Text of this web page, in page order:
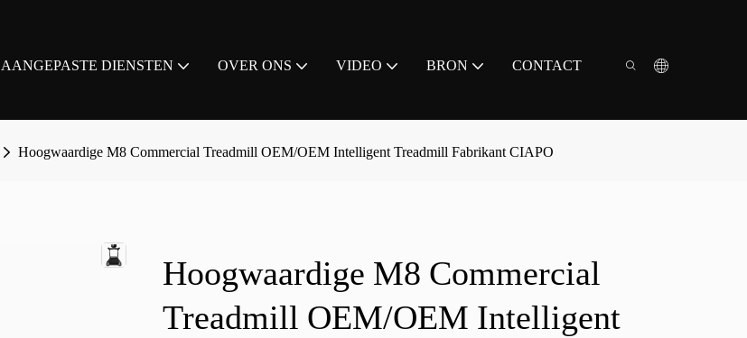
AANGEPASTE DIENSTEN OVER ONS VIDEO BRON CONTACT
Hoogwaardige M8 Commercial Treadmill OEM/OEM Intelligent Treadmill Fabrikant CIAPO
Hoogwaardige M8 Commercial
Treadmill OEM/OEM Intelligent